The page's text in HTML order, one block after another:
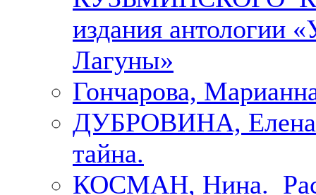
издания антологии
Лагуны»
Гончарова,
ДУБРОВИНА,
тайна.
КОСМАН, Нина.